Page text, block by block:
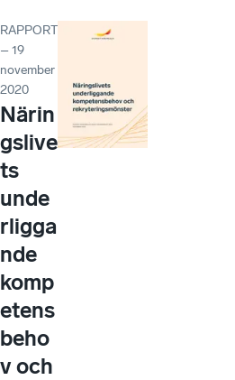
RAPPORT
– 19
november
2020
Närin
gslive
ts
unde
rligga
nde
komp
etens
beho
v och